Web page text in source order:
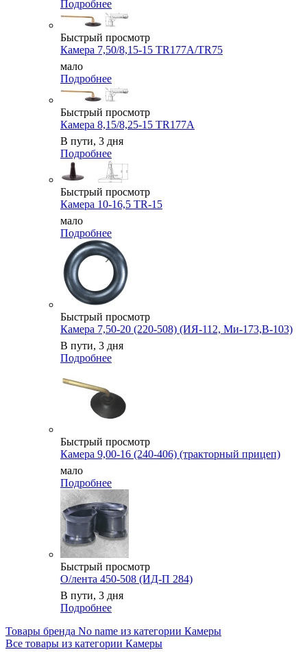
Подробнее
Быстрый просмотр
Камера 7,50/8,15-15 TR177A/TR75
мало
Подробнее
Быстрый просмотр
Камера 8,15/8,25-15 TR177A
В пути, 3 дня
Подробнее
Быстрый просмотр
Камера 10-16,5 TR-15
мало
Подробнее
Быстрый просмотр
Камера 7,50-20 (220-508) (ИЯ-112, Ми-173,В-103)
В пути, 3 дня
Подробнее
Быстрый просмотр
Камера 9,00-16 (240-406) (тракторный прицеп)
мало
Подробнее
Быстрый просмотр
О/лента 450-508 (ИД-П 284)
В пути, 3 дня
Подробнее
Товары бренда No name из категории Камеры
Все товары из категории Камеры